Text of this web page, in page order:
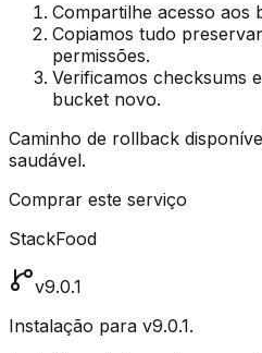
Compartilhe acesso aos
Copiamos tudo
permissões.
Verificamos checksums
bucket novo.
Caminho de rollback
saudável.
Comprar este serviço
StackFood
v9.0.1
Instalação para v9.0.1.